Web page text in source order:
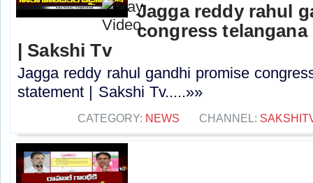
Jagga reddy rahul
congress
| Sakshi Tv
Jagga reddy rahul gandhi promise
statement | Sakshi Tv.....»»
CATEGORY: NEWS CHANNEL: